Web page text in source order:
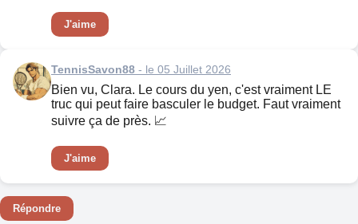
J'aime
TennisSavon88 - le 05 Juillet 2026
Bien vu, Clara. Le cours du yen, c'est vraiment LE
truc qui peut faire basculer le budget. Faut vraiment
suivre ça de près. 📈
J'aime
Répondre